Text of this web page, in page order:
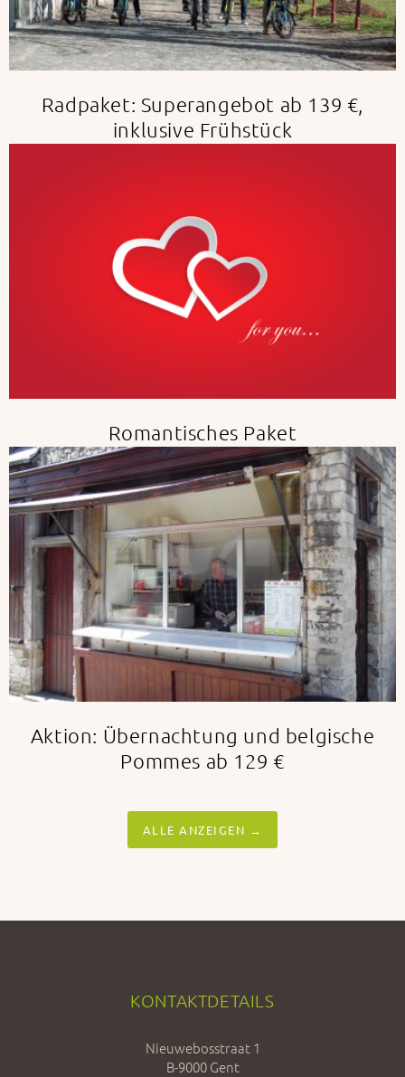
Radpaket: Superangebot ab 139 €,
inklusive Frühstück
Romantisches Paket
Aktion: Übernachtung und belgische
Pommes ab 129 €
ALLE ANZEIGEN →
KONTAKTDETAILS
Nieuwebosstraat 1
B-9000 Gent